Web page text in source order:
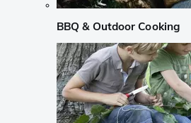
BBQ & Outdoor Cooking